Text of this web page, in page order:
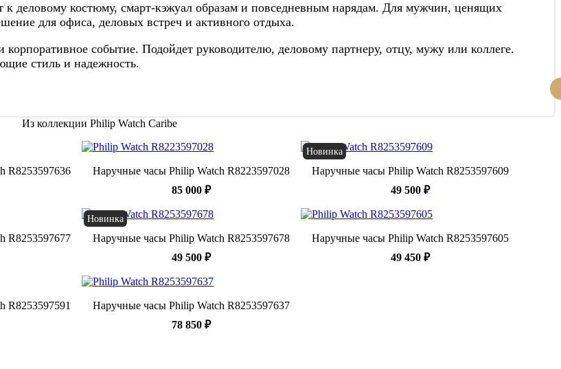
деловому костюму, смарт-кэжуал образам и повседневным нарядам. Для мужчин, ценящих
для офиса, деловых встреч и активного отдыха.
событие. Подойдет руководителю, деловому партнеру, отцу, мужу или коллеге.
стиль и надежность.
Из коллекции Philip Watch Caribe
R8253597636
Наручные часы Philip Watch R8223597028
85 000 ₽
Новинка
Наручные часы Philip Watch R8253597609
49 500 ₽
R8253597677
Новинка
Наручные часы Philip Watch R8253597678
49 500 ₽
Наручные часы Philip Watch R8253597605
49 450 ₽
R8253597591
Наручные часы Philip Watch R8253597637
78 850 ₽